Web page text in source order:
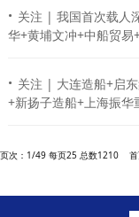
· 关注 | 我国首次载人
华+黄埔文冲+中船贸
· 关注 | 大连造船+启
+新扬子造船+上海振华
页次：1/49 每页25 总数1210